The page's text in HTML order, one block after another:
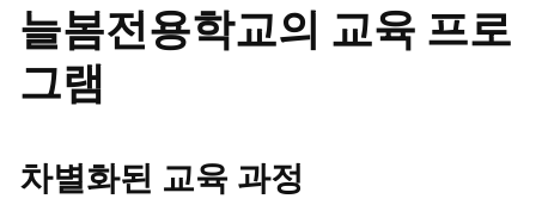
늘봄전용학교의 교육 프로
그램
차별화된 교육 과정